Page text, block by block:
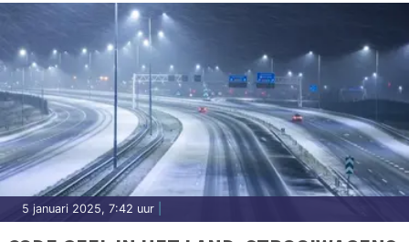
5 januari 2025, 7:42 uur